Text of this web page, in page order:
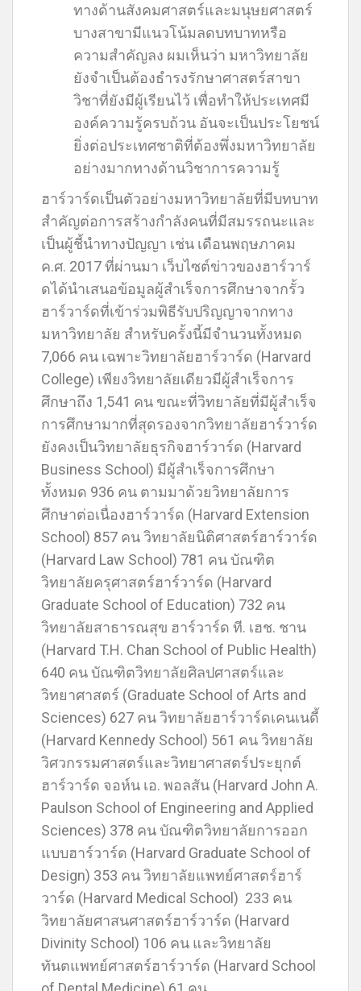
ทางด้านสังคมศาสตร์และมนุษยศาสตร์
บางสาขามีแนวโน้มลดบทบาทหรือ
ความสำคัญลง ผมเห็นว่า มหาวิทยาลัย
ยังจำเป็นต้องธำรงรักษาศาสตร์สาขา
วิชาที่ยังมีผู้เรียนไว้ เพื่อทำให้ประเทศมี
องค์ความรู้ครบถ้วน อันจะเป็นประโยชน์
ยิ่งต่อประเทศชาติที่ต้องพึ่งมหาวิทยาลัย
อย่างมากทางด้านวิชาการความรู้
ฮาร์วาร์ดเป็นตัวอย่างมหาวิทยาลัยที่มีบทบาท
สำคัญต่อการสร้างกำลังคนที่มีสมรรถนะและ
เป็นผู้ชี้นำทางปัญญา เช่น เดือนพฤษภาคม
ค.ศ. 2017 ที่ผ่านมา เว็บไซต์ข่าวของฮาร์วาร์
ดได้นำเสนอข้อมูลผู้สำเร็จการศึกษาจากรั้ว
ฮาร์วาร์ดที่เข้าร่วมพิธีรับปริญญาจากทาง
มหาวิทยาลัย สำหรับครั้งนี้มีจำนวนทั้งหมด
7,066 คน เฉพาะวิทยาลัยฮาร์วาร์ด (Harvard
College) เพียงวิทยาลัยเดียวมีผู้สำเร็จการ
ศึกษาถึง 1,541 คน ขณะที่วิทยาลัยที่มีผู้สำเร็จ
การศึกษามากที่สุดรองจากวิทยาลัยฮาร์วาร์ด
ยังคงเป็นวิทยาลัยธุรกิจฮาร์วาร์ด (Harvard
Business School) มีผู้สำเร็จการศึกษา
ทั้งหมด 936 คน ตามมาด้วยวิทยาลัยการ
ศึกษาต่อเนื่องฮาร์วาร์ด (Harvard Extension
School) 857 คน วิทยาลัยนิติศาสตร์ฮาร์วาร์ด
(Harvard Law School) 781 คน บัณฑิต
วิทยาลัยครุศาสตร์ฮาร์วาร์ด (Harvard
Graduate School of Education) 732 คน
วิทยาลัยสาธารณสุข ฮาร์วาร์ด ที. เฮช. ชาน
(Harvard T.H. Chan School of Public Health)
640 คน บัณฑิตวิทยาลัยศิลปศาสตร์และ
วิทยาศาสตร์ (Graduate School of Arts and
Sciences) 627 คน วิทยาลัยฮาร์วาร์ดเคนเนดี้
(Harvard Kennedy School) 561 คน วิทยาลัย
วิศวกรรมศาสตร์และวิทยาศาสตร์ประยุกต์
ฮาร์วาร์ด จอห์น เอ. พอลสัน (Harvard John A.
Paulson School of Engineering and Applied
Sciences) 378 คน บัณฑิตวิทยาลัยการออก
แบบฮาร์วาร์ด (Harvard Graduate School of
Design) 353 คน วิทยาลัยแพทย์ศาสตร์ฮาร์
วาร์ด (Harvard Medical School) 233 คน
วิทยาลัยศาสนศาสตร์ฮาร์วาร์ด (Harvard
Divinity School) 106 คน และวิทยาลัย
ทันตแพทย์ศาสตร์ฮาร์วาร์ด (Harvard School